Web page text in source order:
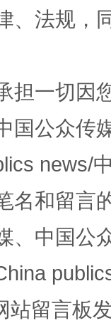
、法规，
担一切因
国公众传
news/
名和留言
、中国公
站留言板